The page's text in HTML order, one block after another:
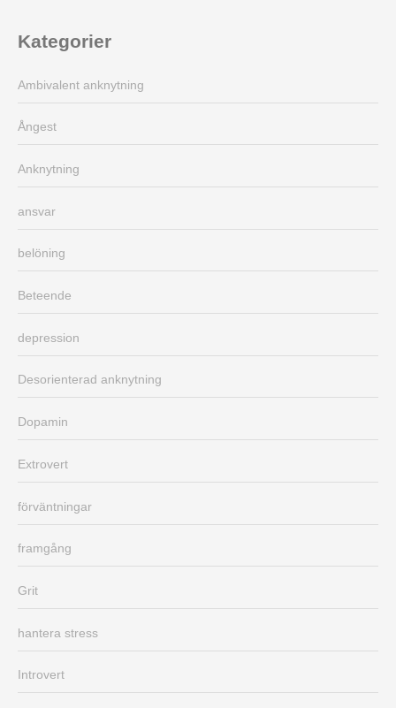
Kategorier
Ambivalent anknytning
Ångest
Anknytning
ansvar
belöning
Beteende
depression
Desorienterad anknytning
Dopamin
Extrovert
förväntningar
framgång
Grit
hantera stress
Introvert